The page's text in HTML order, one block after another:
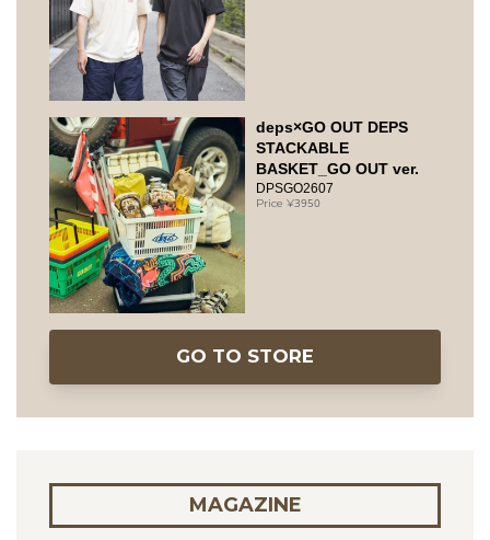
deps×GO OUT DEPS
STACKABLE
BASKET_GO OUT ver.
DPSGO2607
3950
GO TO STORE
MAGAZINE